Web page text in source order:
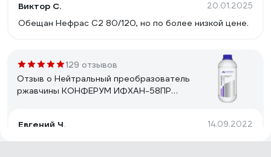
Виктор С. 20.01.2025
Обещан Нефрас С2 80/120, но по более низкой цене.
129 отзывов
Отзыв о Нейтральный преобразователь
ржавчины КОНФЕРУМ ИФХАН-58ПР
Евгений Ч.
14.09.2022
Отлично преобразует остатки ржавчины, не требует